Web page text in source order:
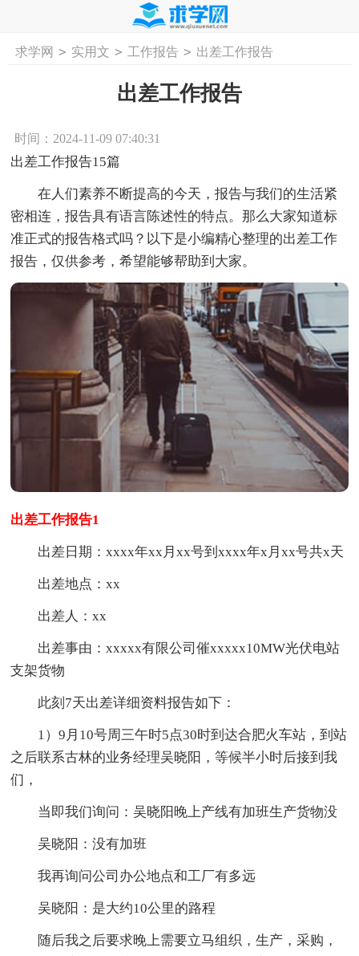
首页 工作计划 活动计划 学习计划
求学网 > 实用文 > 工作报告 > 出差工作报告
出差工作报告
时间：2024-11-09 07:40:31
出差工作报告15篇
在人们素养不断提高的今天，报告与我们的生活紧
密相连，报告具有语言陈述性的特点。那么大家知道标
准正式的报告格式吗？以下是小编精心整理的出差工作
报告，仅供参考，希望能够帮助到大家。
出差工作报告1
出差日期：xxxx年xx月xx号到xxxx年x月xx号共x天
出差地点：xx
出差人：xx
出差事由：xxxxx有限公司催xxxxx10MW光伏电站
支架货物
此刻7天出差详细资料报告如下：
1）9月10号周三午时5点30时到达合肥火车站，到站
之后联系古林的业务经理吴晓阳，等候半小时后接到我
们，
当即我们询问：吴晓阳晚上产线有加班生产货物没
吴晓阳：没有加班
我再询问公司办公地点和工厂有多远
吴晓阳：是大约10公里的路程
随后我之后要求晚上需要立马组织，生产，采购，